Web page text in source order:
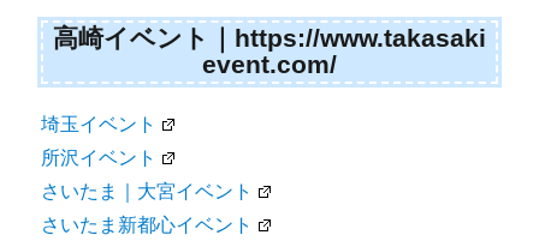
高崎イベント｜https://www.takasaki
event.com/
埼玉イベント
所沢イベント
さいたま｜大宮イベント
さいたま新都心イベント